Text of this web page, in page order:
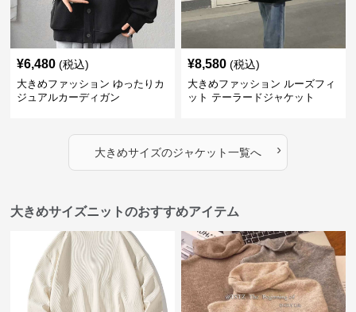
¥6,480 (税込)
大きめファッション ゆったりカ
ジュアルカーディガン
¥8,580 (税込)
大きめファッション ルーズフィ
ット テーラードジャケット
大きめサイズのジャケット一覧へ ›
大きめサイズニットのおすすめアイテム